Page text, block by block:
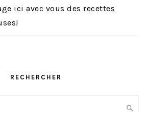
ici avec vous des recettes
RECHERCHER